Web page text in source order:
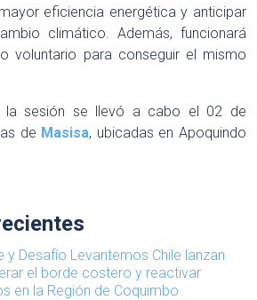
eficiencia energética y anticipar
climático. Además, funcionará
voluntario para conseguir el mismo
la sesión se llevó a cabo el 02 de
de Masisa, ubicadas en Apoquindo
y Desafío Levantemos Chile lanzan
el borde costero y reactivar
en la Región de Coquimbo